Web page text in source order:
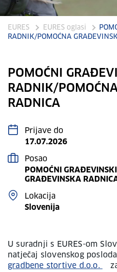
EURES EURES oglasi
RADNIK/POMOĆNA
POMOĆNI
RADNIK/
RADNICA
Prijave do
17.07.2026
Posao
POMOĆNI
GRAĐEVINSKA
Lokacija
Slovenija
U suradnji s EURES-om
natječaj slovenskog
gradbene stortive d.o.o.